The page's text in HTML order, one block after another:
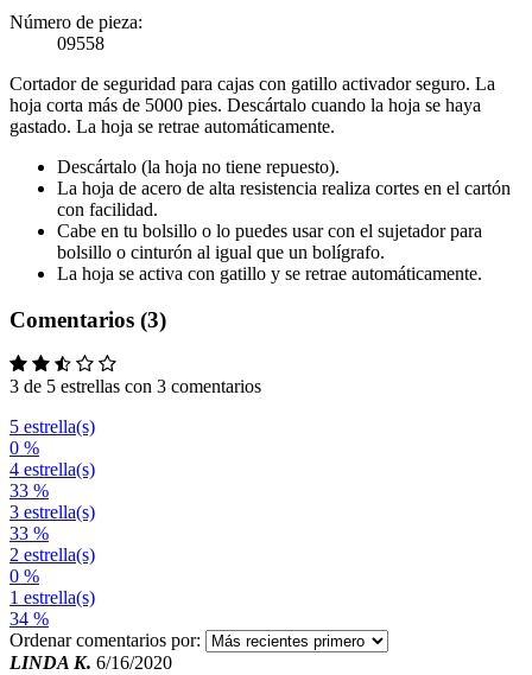
Número de pieza:
09558
Cortador de seguridad para cajas con gatillo activador seguro. La
hoja corta más de 5000 pies. Descártalo cuando la hoja se haya
gastado. La hoja se retrae automáticamente.
Descártalo (la hoja no tiene repuesto).
La hoja de acero de alta resistencia realiza cortes en el cartón
con facilidad.
Cabe en tu bolsillo o lo puedes usar con el sujetador para
bolsillo o cinturón al igual que un bolígrafo.
La hoja se activa con gatillo y se retrae automáticamente.
Comentarios (3)
3 de 5 estrellas con 3 comentarios
5 estrella(s)
0 %
4 estrella(s)
33 %
3 estrella(s)
33 %
2 estrella(s)
0 %
1 estrella(s)
34 %
Ordenar comentarios por:
LINDA K. 6/16/2020